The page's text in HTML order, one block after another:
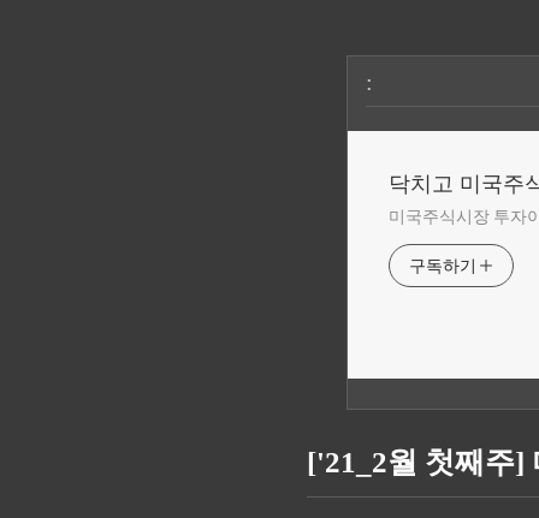
:
닥치고 미국주
미국주식시장 투자
구독하기
['21_2월 첫째주]